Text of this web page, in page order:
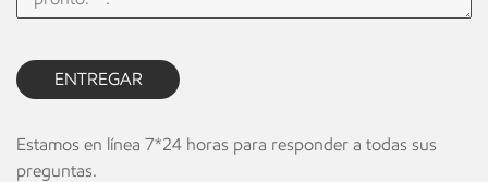
ENTREGAR
Estamos en línea 7*24 horas para responder a todas sus
preguntas.